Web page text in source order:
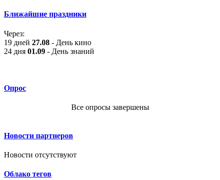
Ближайшие праздники
Через:
19 дней 27.08 - День кино
24 дня 01.09 - День знаний
Опрос
Все опросы завершены
Новости партнеров
Новости отсутствуют
Облако тегов